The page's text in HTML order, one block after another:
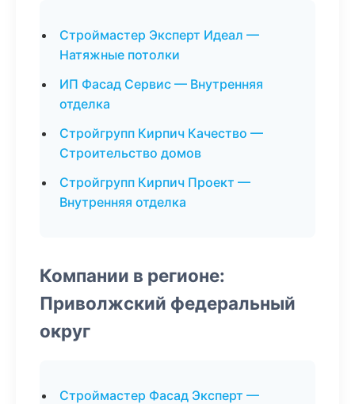
Строймастер Эксперт Идеал —
Натяжные потолки
ИП Фасад Сервис — Внутренняя
отделка
Стройгрупп Кирпич Качество —
Строительство домов
Стройгрупп Кирпич Проект —
Внутренняя отделка
Компании в регионе:
Приволжский федеральный
округ
Строймастер Фасад Эксперт —